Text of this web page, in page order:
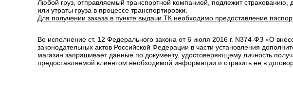
Любой груз, отправляемый транспортной компанией, подлежит
или утраты груза в процессе транспортировки.
Для получении заказа в пункте выдачи ТК необходимо предоставление
Во исполнение ст. 12 Федерального закона от 6 июля 2016 г. N374-ФЗ «О
законодательных актов Российской Федерации в части установления
магазин запрашивает данные по документу, удостоверяющему личность
предоставляемой клиентом необходимой информации и отразить ее в